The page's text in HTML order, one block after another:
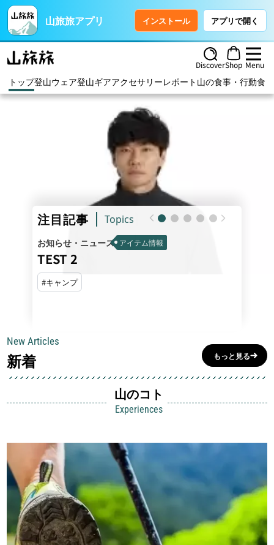
山旅旅アプリ インストール アプリで開く
DiscoverShop Menu
トップ登山ウェア登山ギアアクセサリーレポート 山の食事・行動食
注目記事 Topics
お知らせ・ニュース アイテム情報
TEST 2
#キャンプ
New Articles
新着 もっと見る
山のコト
Experiences